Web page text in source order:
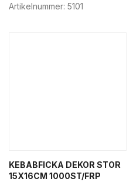
Artikelnummer: 5101
KEBABFICKA DEKOR STOR
15X16CM 1000ST/FRP